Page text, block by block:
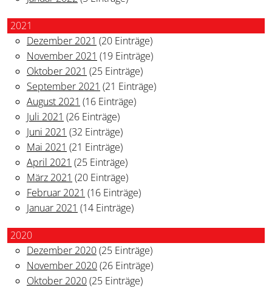
2021
Dezember 2021 (20 Einträge)
November 2021 (19 Einträge)
Oktober 2021 (25 Einträge)
September 2021 (21 Einträge)
August 2021 (16 Einträge)
Juli 2021 (26 Einträge)
Juni 2021 (32 Einträge)
Mai 2021 (21 Einträge)
April 2021 (25 Einträge)
März 2021 (20 Einträge)
Februar 2021 (16 Einträge)
Januar 2021 (14 Einträge)
2020
Dezember 2020(25 Einträge)
November 2020(26 Einträge)
Oktober 2020(25 Einträge)